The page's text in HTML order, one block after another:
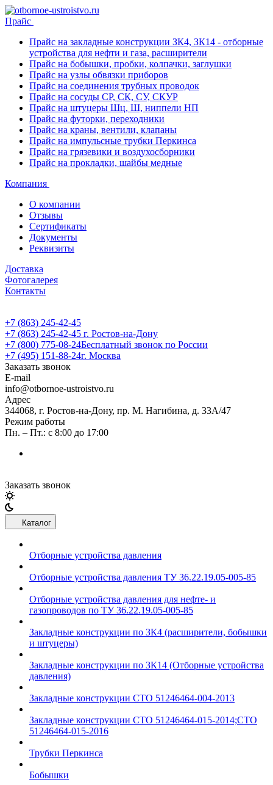
Прайс
Прайс на закладные конструкции ЗК4, ЗК14 - отборные
устройства для нефти и газа, расширители
Прайс на бобышки, пробки, колпачки, заглушки
Прайс на узлы обвязки приборов
Прайс на соединения трубных проводок
Прайс на сосуды СР, СК, СУ, СКУР
Прайс на штуцеры Шц, Ш, ниппели НП
Прайс на футорки, переходники
Прайс на краны, вентили, клапаны
Прайс на импульсные трубки Перкинса
Прайс на грязевики и воздухосборники
Прайс на прокладки, шайбы медные
Компания
О компании
Отзывы
Сертификаты
Документы
Реквизиты
Доставка
Фотогалерея
Контакты
+7 (863) 245-42-45
+7 (863) 245-42-45 г. Ростов-на-Дону
+7 (800) 775-08-24Бесплатный звонок по России
+7 (495) 151-88-24г. Москва
Заказать звонок
E-mail
info@otbornoe-ustroistvo.ru
Адрес
344068, г. Ростов-на-Дону, пр. М. Нагибина, д. 33А/47
Режим работы
Пн. – Пт.: с 8:00 до 17:00
Заказать звонок
Каталог
Отборные устройства давления
Отборные устройства давления ТУ 36.22.19.05-005-85
Отборные устройства давления для нефте- и
газопроводов по ТУ 36.22.19.05-005-85
Закладные конструкции по ЗК4 (расширители, бобышки
и штуцеры)
Закладные конструкции по ЗК14 (Отборные устройства
давления)
Закладные конструкции СТО 51246464-004-2013
Закладные конструкции СТО 51246464-015-2014;СТО
51246464-015-2016
Трубки Перкинса
Бобышки